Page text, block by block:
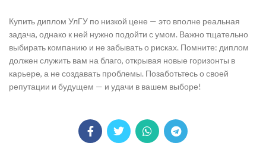
Купить диплом УлГУ по низкой цене — это вполне реальная
задача, однако к ней нужно подойти с умом. Важно тщательно
выбирать компанию и не забывать о рисках. Помните: диплом
должен служить вам на благо, открывая новые горизонты в
карьере, а не создавать проблемы. Позаботьтесь о своей
репутации и будущем — и удачи в вашем выборе!